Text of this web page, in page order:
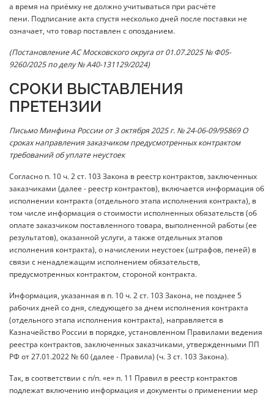
а время на приёмку не должно учитываться при расчёте
пени. Подписание акта спустя несколько дней после поставки не
означает, что товар поставлен с опозданием.
(Постановление АС Московского округа от 01.07.2025 № Ф05-
9260/2025 по делу № А40-131129/2024)
СРОКИ ВЫСТАВЛЕНИЯ
ПРЕТЕНЗИИ
Письмо Минфина России от 3 октября 2025 г. № 24-06-09/95869 О
сроках направления заказчиком предусмотренных контрактом
требований об уплате неустоек
Согласно п. 10 ч. 2 ст. 103 Закона в реестр контрактов, заключенных
заказчиками (далее - реестр контрактов), включается информация об
исполнении контракта (отдельного этапа исполнения контракта), в
том числе информация о стоимости исполненных обязательств (об
оплате заказчиком поставленного товара, выполненной работы (ее
результатов), оказанной услуги, а также отдельных этапов
исполнения контракта), о начислении неустоек (штрафов, пеней) в
связи с ненадлежащим исполнением обязательств,
предусмотренных контрактом, стороной контракта.
Информация, указанная в п. 10 ч. 2 ст. 103 Закона, не позднее 5
рабочих дней со дня, следующего за днем исполнения контракта
(отдельного этапа исполнения контракта), направляется в
Казначейство России в порядке, установленном Правилами ведения
реестра контрактов, заключенных заказчиками, утвержденными ПП
РФ от 27.01.2022 № 60 (далее - Правила) (ч. 3 ст. 103 Закона).
Так, в соответствии с п/п. «е» п. 11 Правил в реестр контрактов
подлежат включению информация и документы о применении мер